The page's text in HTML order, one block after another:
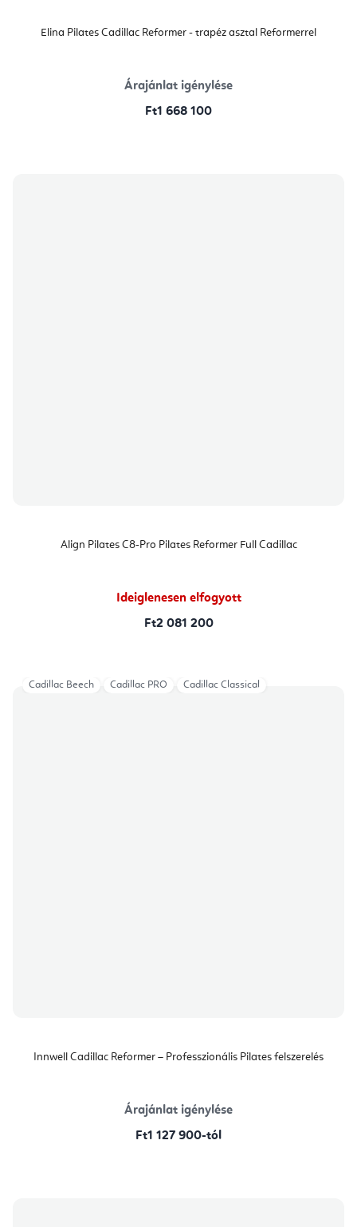
Elina Pilates Cadillac Reformer - trapéz asztal Reformerrel
Árajánlat igénylése
Ft1 668 100
Align Pilates C8-Pro Pilates Reformer Full Cadillac
Ideiglenesen elfogyott
Ft2 081 200
Innwell Cadillac Reformer – Professzionális Pilates felszerelés
Árajánlat igénylése
Ft1 127 900-tól
Cadillac Beech Cadillac PRO Cadillac Classical